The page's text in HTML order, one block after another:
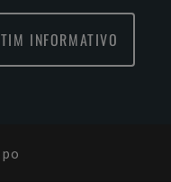
INFORMATIVO